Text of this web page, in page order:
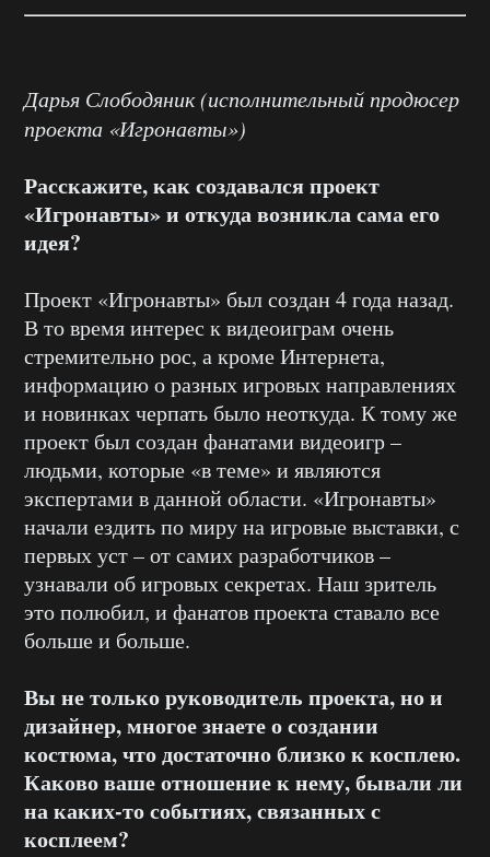
Дарья Слободяник (исполнительный продюсер
проекта «Игронавты»)
Расскажите, как создавался проект
«Игронавты» и откуда возникла сама его
идея?
Проект «Игронавты» был создан 4 года назад.
В то время интерес к видеоиграм очень
стремительно рос, а кроме Интернета,
информацию о разных игровых направлениях
и новинках черпать было неоткуда. К тому же
проект был создан фанатами видеоигр –
людьми, которые «в теме» и являются
экспертами в данной области. «Игронавты»
начали ездить по миру на игровые выставки, с
первых уст – от самих разработчиков –
узнавали об игровых секретах. Наш зритель
это полюбил, и фанатов проекта ставало все
больше и больше.
Вы не только руководитель проекта, но и
дизайнер, многое знаете о создании
костюма, что достаточно близко к косплею.
Каково ваше отношение к нему, бывали ли
на каких-то событиях, связанных с
косплеем?